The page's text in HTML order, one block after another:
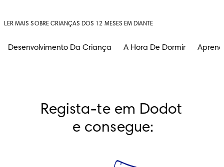
LER MAIS SOBRE CRIANÇAS DOS 12 MESES EM DIANTE
Desenvolvimento Da Criança A Hora De Dormir
Regista-te em Dodot
e consegue: